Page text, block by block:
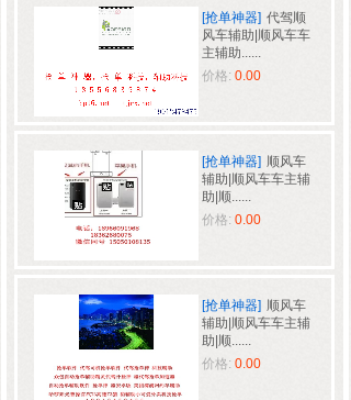
[抢单神器] 代驾顺
风车辅助|顺风车车
主辅助......
价格: 0.00
[抢单神器] 顺风车
辅助|顺风车车主辅
助|顺......
价格: 0.00
[抢单神器]
顺风车
辅助|顺风车车主辅
助|顺......
价格: 0.00